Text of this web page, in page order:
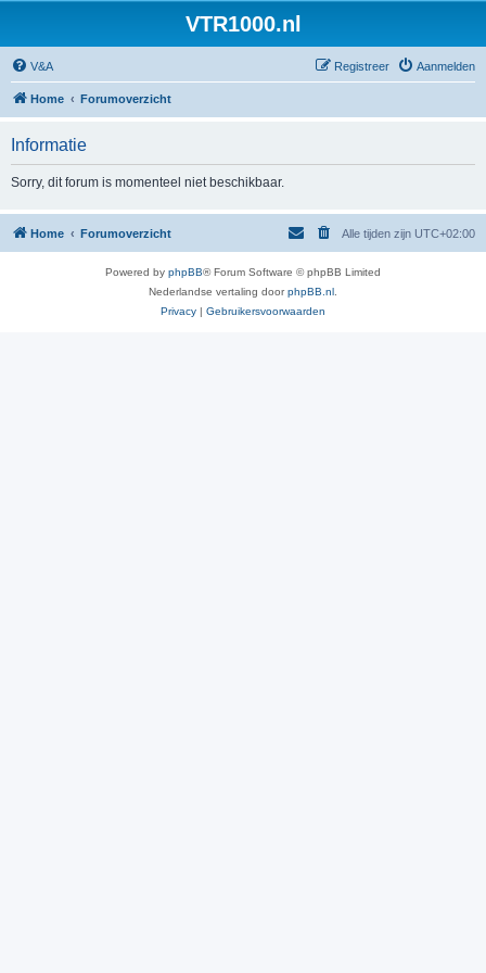
VTR1000.nl
V&A Aanmelden
Registreer
Home Forumoverzicht
Informatie
Sorry, dit forum is momenteel niet beschikbaar.
Home Forumoverzicht Alle tijden zijn UTC+02:00
Powered by phpBB® Forum Software © phpBB Limited
Nederlandse vertaling doorphpBB.nl
Privacy | Gebruikersvoorwaarden